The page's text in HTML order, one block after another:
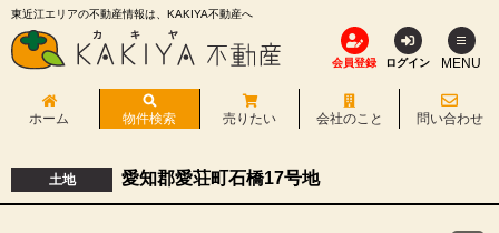
東近江エリアの不動産情報は、KAKIYA不動産へ
会員登録 ログイン MENU
ホーム 物件検索 売りたい 会社のこと 問い合わせ
土地 愛知郡愛荘町石橋17号地